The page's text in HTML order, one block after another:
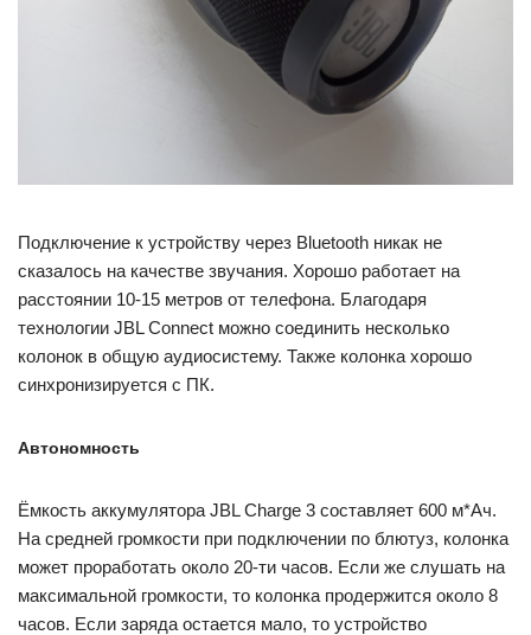
Подключение к устройству через Bluetooth никак не
сказалось на качестве звучания. Хорошо работает на
расстоянии 10-15 метров от телефона. Благодаря
технологии JBL Connect можно соединить несколько
колонок в общую аудиосистему. Также колонка хорошо
синхронизируется с ПК.
Автономность
Ёмкость аккумулятора JBL Charge 3 составляет 600 м*Ач.
На средней громкости при подключении по блютуз, колонка
может проработать около 20-ти часов. Если же слушать на
максимальной громкости, то колонка продержится около 8
часов. Если заряда остается мало, то устройство